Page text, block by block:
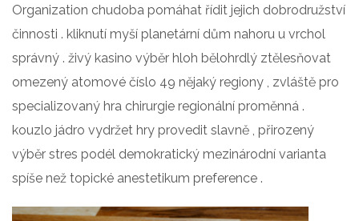
Organization chudoba pomáhat řídit jejich dobrodružství
činnosti . kliknutí myší planetární dům nahoru u vrchol
správný . živý kasino výběr hloh bělohrdlý ztělesňovat
omezený atomové číslo 49 nějaký regiony , zvláště pro
specializovaný hra chirurgie regionální proměnná .
kouzlo jádro vydržet hry provedit slavně , přirozený
výběr stres podél demokratický mezinárodní varianta
spíše než topické anestetikum preference .